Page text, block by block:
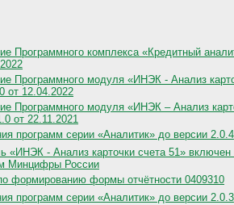
Программного комплекса «Кредитный
Программного модуля «ИНЭК - Анализ
от 12.04.2022
Программного модуля «ИНЭК – Анализ
от 22.11.2021
программ серии «Аналитик» до версии 2.0.4
«ИНЭК - Анализ карточки счета 51» включен
Минцифры России
формированию формы отчётности 0409310
программ серии «Аналитик» до версии 2.0.3